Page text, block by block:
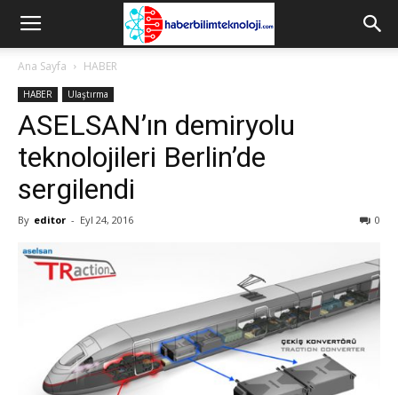
Ana Sayfa HABER
HABER Ulaştırma
ASELSAN’ın demiryolu
teknolojileri Berlin’de
sergilendi
By editor - Eyl 24, 2016 0